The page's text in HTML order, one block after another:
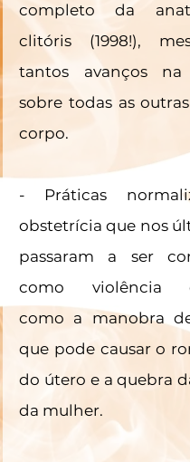
completo da
clitóris (1998!),
tantos avanços na
sobre todas as
corpo.
- Práticas
obstetrícia que nos
passaram a ser
como violência
como a manobra
que pode causar o
do útero e a quebra
da mulher.